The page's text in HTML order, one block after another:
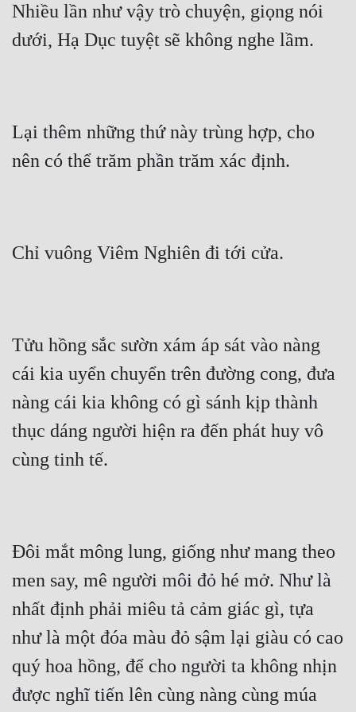
Hài Hước
Khoa Huyễn
Khoa Huyễn Không Gian
Kỳ Huyễn
Làm Giàu
Lịch Sử
Mưu Mô
Nữ Phụ
Phong Thủy - Tâm Linh
Phương Tây
Phản Phái
Nhiều lần như vậy trò chuyện, giọng nói
dưới, Hạ Dục tuyệt sẽ không nghe lầm.
Lại thêm những thứ này trùng hợp, cho
nên có thể trăm phần trăm xác định.
Chỉ vuông Viêm Nghiên đi tới cửa.
Tửu hồng sắc sườn xám áp sát vào nàng
cái kia uyển chuyển trên đường cong, đưa
nàng cái kia không có gì sánh kịp thành
thục dáng người hiện ra đến phát huy vô
cùng tinh tế.
Đôi mắt mông lung, giống như mang theo
men say, mê người môi đỏ hé mở. Như là
nhất định phải miêu tả cảm giác gì, tựa
như là một đóa màu đỏ sậm lại giàu có cao
quý hoa hồng, để cho người ta không nhịn
được nghĩ tiến lên cùng nàng cùng múa